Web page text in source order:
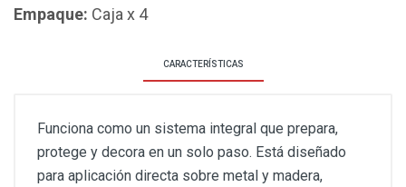
Empaque: Caja x 4
CARACTERÍSTICAS
Funciona como un sistema integral que prepara,
protege y decora en un solo paso. Está diseñado
para aplicación directa sobre metal y madera,